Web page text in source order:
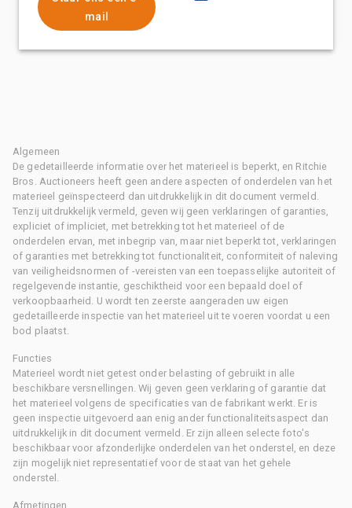
mail
Algemeen
De gedetailleerde informatie over het materieel is beperkt, en Ritchie
Bros. Auctioneers heeft geen andere aspecten of onderdelen van het
materieel geïnspecteerd dan uitdrukkelijk in dit document vermeld.
Tenzij uitdrukkelijk vermeld, geven wij geen verklaringen of garanties,
expliciet of impliciet, met betrekking tot het materieel of de
onderdelen ervan, met inbegrip van, maar niet beperkt tot, verklaringen
of garanties met betrekking tot functionaliteit, conformiteit of naleving
van veiligheidsnormen of -vereisten van een toepasselijke autoriteit of
regelgevende instantie, geschiktheid voor een bepaald doel of
verkoopbaarheid. U wordt ten zeerste aangeraden uw eigen
gedetailleerde inspectie van het materieel uit te voeren voordat u een
bod plaatst.
Functies
Materieel wordt niet getest onder belasting of gebruikt in alle
beschikbare versnellingen. Wij geven geen verklaring of garantie dat
het materieel volgens de specificaties van de fabrikant werkt. Er is
geen inspectie uitgevoerd aan enig ander functionaliteitsaspect dan
uitdrukkelijk in dit document vermeld. Er zijn alleen selecte foto's
beschikbaar voor afzonderlijke onderdelen van het onderstel, en deze
zijn mogelijk niet representatief voor de staat van het gehele
onderstel.
Afmetingen